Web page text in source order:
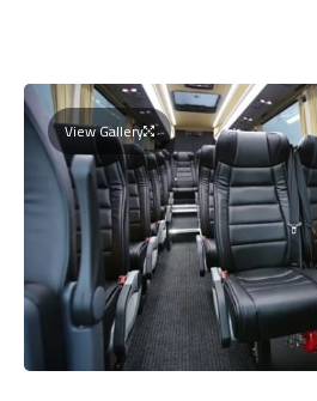
View Gallery